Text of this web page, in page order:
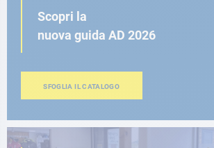
Scopri la
nuova guida AD 2026
SFOGLIA IL CATALOGO